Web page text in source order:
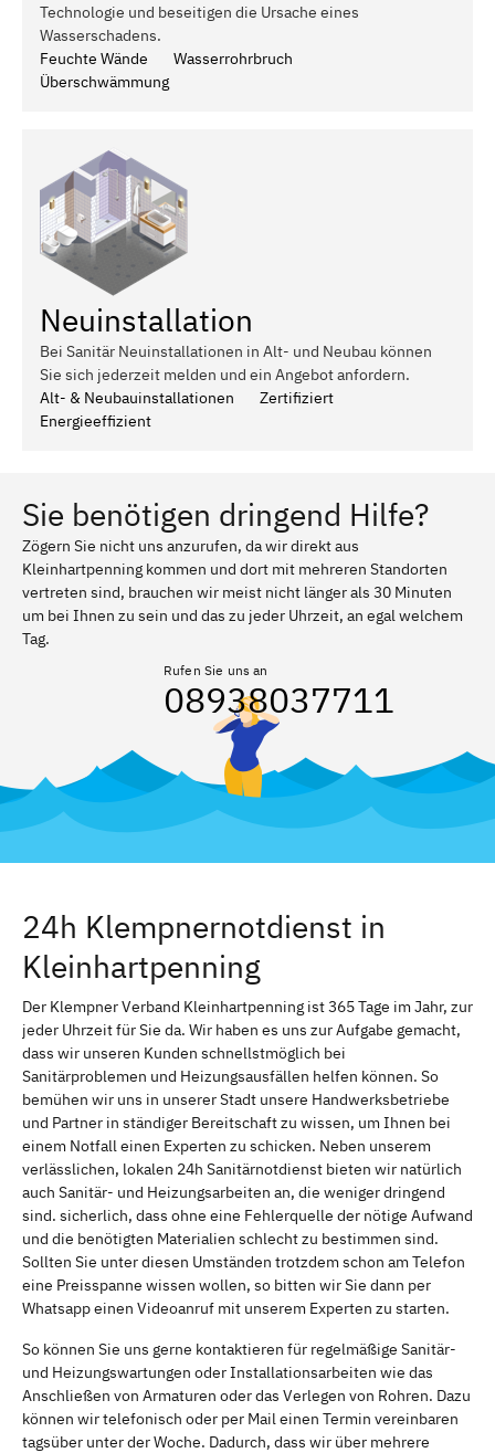
Technologie und beseitigen die Ursache eines
Wasserschadens.
Feuchte Wände
Wasserrohrbruch
Überschwämmung
Neuinstallation
Bei Sanitär Neuinstallationen in Alt- und Neubau können
Sie sich jederzeit melden und ein Angebot anfordern.
Alt- & Neubauinstallationen
Zertifiziert
Energieeffizient
Sie benötigen dringend Hilfe?
Zögern Sie nicht uns anzurufen, da wir direkt aus
Kleinhartpenning kommen und dort mit mehreren Standorten
vertreten sind, brauchen wir meist nicht länger als 30 Minuten
um bei Ihnen zu sein und das zu jeder Uhrzeit, an egal welchem
Tag.
Rufen Sie uns an
08938037711
24h Klempnernotdienst in
Kleinhartpenning
Der Klempner Verband Kleinhartpenning ist 365 Tage im Jahr, zur
jeder Uhrzeit für Sie da. Wir haben es uns zur Aufgabe gemacht,
dass wir unseren Kunden schnellstmöglich bei
Sanitärproblemen und Heizungsausfällen helfen können. So
bemühen wir uns in unserer Stadt unsere Handwerksbetriebe
und Partner in ständiger Bereitschaft zu wissen, um Ihnen bei
einem Notfall einen Experten zu schicken. Neben unserem
verlässlichen, lokalen 24h Sanitärnotdienst bieten wir natürlich
auch Sanitär- und Heizungsarbeiten an, die weniger dringend
sind. sicherlich, dass ohne eine Fehlerquelle der nötige Aufwand
und die benötigten Materialien schlecht zu bestimmen sind.
Sollten Sie unter diesen Umständen trotzdem schon am Telefon
eine Preisspanne wissen wollen, so bitten wir Sie dann per
Whatsapp einen Videoanruf mit unserem Experten zu starten.
So können Sie uns gerne kontaktieren für regelmäßige Sanitär-
und Heizungswartungen oder Installationsarbeiten wie das
Anschließen von Armaturen oder das Verlegen von Rohren. Dazu
können wir telefonisch oder per Mail einen Termin vereinbaren
tagsüber unter der Woche. Dadurch, dass wir über mehrere